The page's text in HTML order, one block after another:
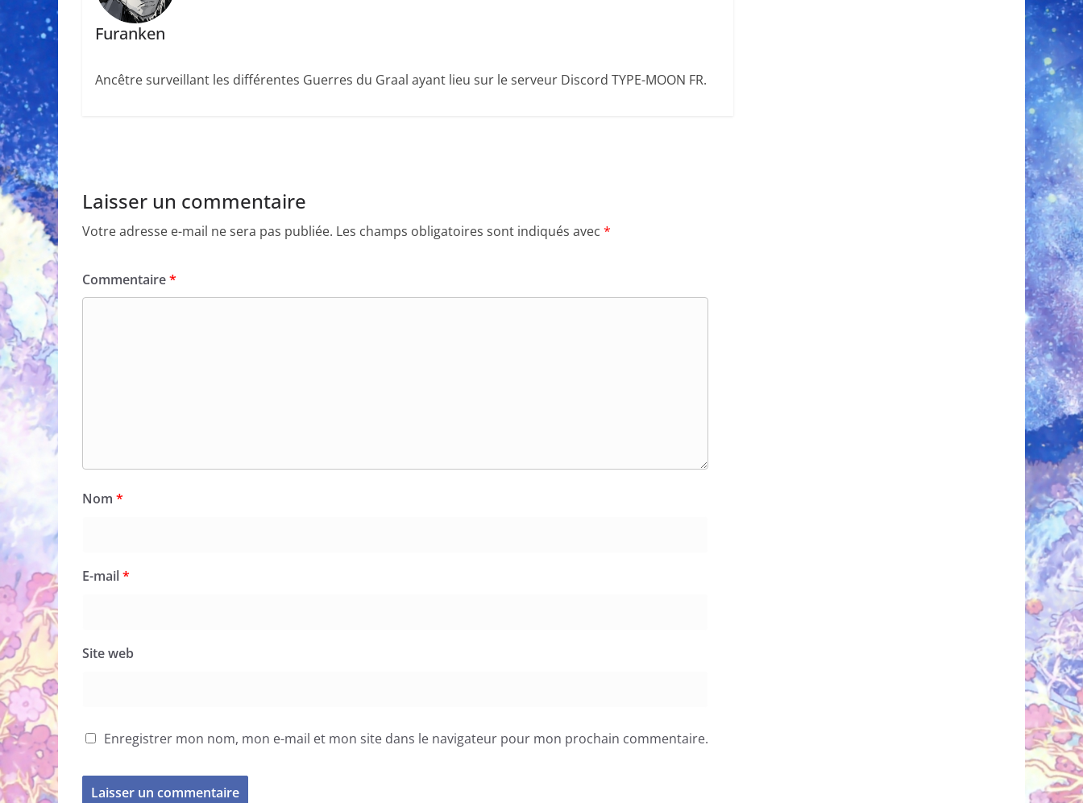
Furanken
Ancêtre surveillant les différentes Guerres du Graal ayant lieu sur le serveur Discord TYPE-MOON FR.
Laisser un commentaire
Votre adresse e-mail ne sera pas publiée. Les champs obligatoires sont indiqués avec *
Commentaire*
Nom *
E-mail*
Site web
Enregistrer mon nom, mon e-mail et mon site dans le navigateur pour mon prochain commentaire.